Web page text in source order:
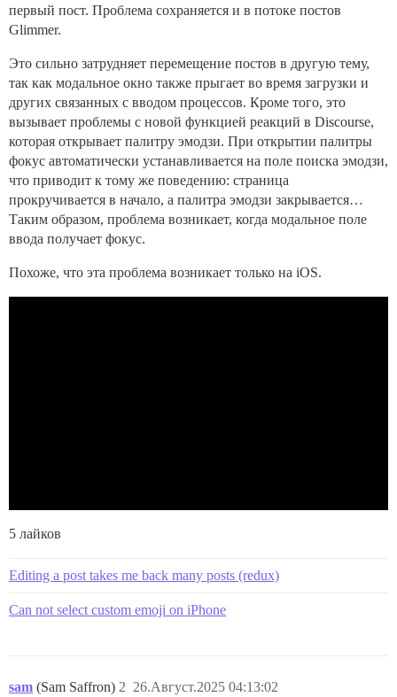
первый пост. Проблема сохраняется и в потоке постов
Glimmer.
Это сильно затрудняет перемещение постов в другую тему,
так как модальное окно также прыгает во время загрузки и
других связанных с вводом процессов. Кроме того, это
вызывает проблемы с новой функцией реакций в Discourse,
которая открывает палитру эмодзи. При открытии палитры
фокус автоматически устанавливается на поле поиска эмодзи,
что приводит к тому же поведению: страница
прокручивается в начало, а палитра эмодзи закрывается…
Таким образом, проблема возникает, когда модальное поле
ввода получает фокус.
Похоже, что эта проблема возникает только на iOS.
5 лайков
Editing a post takes me back many posts (redux)
Can not select custom emoji on iPhone
sam (Sam Saffron) 26.Август.2025 04:13:02
2